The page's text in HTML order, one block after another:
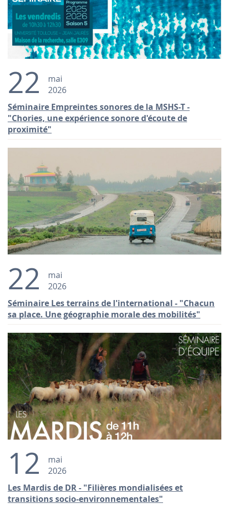
22
mai
2026
Séminaire Empreintes sonores de la MSHS-T -
"Chories, une expérience sonore d'écoute de
proximité"
22
mai
2026
Séminaire Les terrains de l'international - "Chacun
sa place. Une géographie morale des mobilités"
12
mai
2026
Les Mardis de DR - "Filières mondialisées et
transitions socio-environnementales"